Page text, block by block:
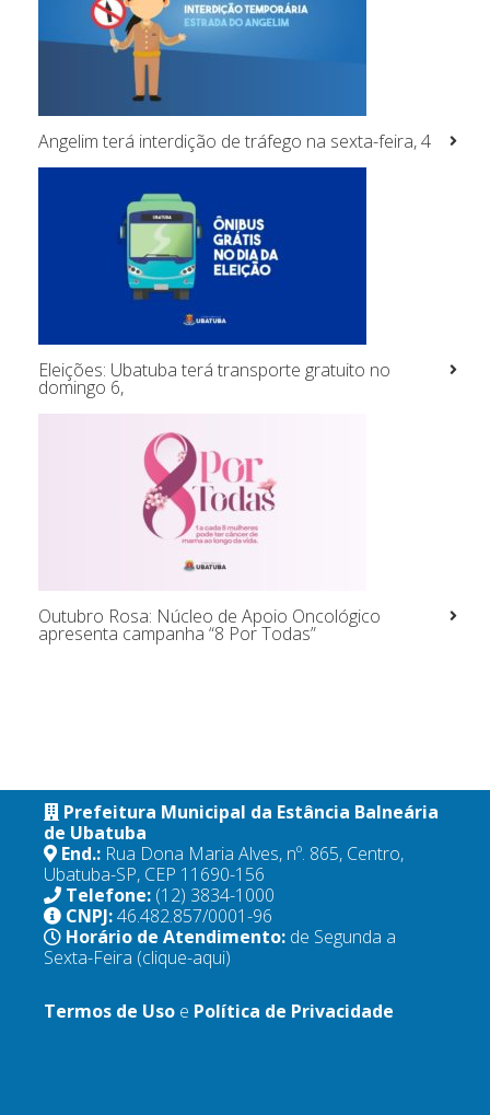
Angelim terá interdição de tráfego na sexta-feira, 4
Eleições: Ubatuba terá transporte gratuito no
domingo 6,
Outubro Rosa: Núcleo de Apoio Oncológico
apresenta campanha “8 Por Todas”
Prefeitura Municipal da Estância Balneária
de Ubatuba
End.: Rua Dona Maria Alves, nº. 865, Centro,
Ubatuba-SP, CEP 11690-156
Telefone: (12) 3834-1000
CNPJ:46.482.857/0001-96
Horário de Atendimento: de Segunda a
Sexta-Feira (clique-aqui)
Termos de Uso e Política de Privacidade